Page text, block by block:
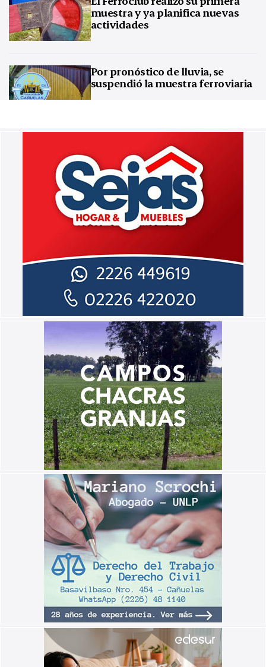
muestra y ya planifica nuevas
actividades
Por pronóstico de lluvia, se
suspendió la muestra ferroviaria